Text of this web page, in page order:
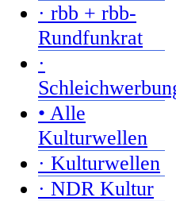
· rbb + rbb-
Rundfunkrat
·
• Alle
Kulturwellen
· Kulturwellen
· NDR Kultur